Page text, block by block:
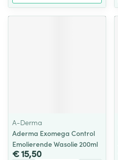
A-Derma
Aderma Exomega Control
Emolierende Wasolie 200ml
€ 15,50